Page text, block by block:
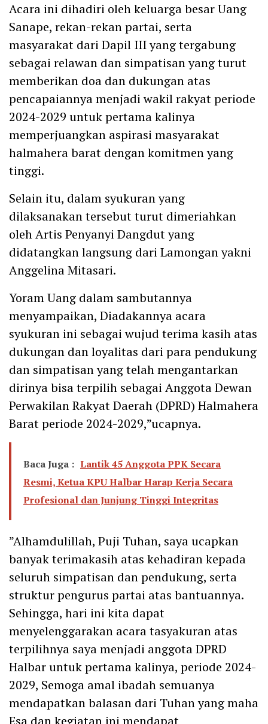
Acara ini dihadiri oleh keluarga besar Uang
Sanape, rekan-rekan partai, serta
masyarakat dari Dapil III yang tergabung
sebagai relawan dan simpatisan yang turut
memberikan doa dan dukungan atas
pencapaiannya menjadi wakil rakyat periode
2024-2029 untuk pertama kalinya
memperjuangkan aspirasi masyarakat
halmahera barat dengan komitmen yang
tinggi.
Selain itu, dalam syukuran yang
dilaksanakan tersebut turut dimeriahkan
oleh Artis Penyanyi Dangdut yang
didatangkan langsung dari Lamongan yakni
Anggelina Mitasari.
Yoram Uang dalam sambutannya
menyampaikan, Diadakannya acara
syukuran ini sebagai wujud terima kasih atas
dukungan dan loyalitas dari para pendukung
dan simpatisan yang telah mengantarkan
dirinya bisa terpilih sebagai Anggota Dewan
Perwakilan Rakyat Daerah (DPRD) Halmahera
Barat periode 2024-2029,”ucapnya.
Baca Juga : Lantik 45 Anggota PPK Secara
Resmi, Ketua KPU Halbar Harap Kerja Secara
Profesional dan Junjung Tinggi Integritas
”Alhamdulillah, Puji Tuhan, saya ucapkan
banyak terimakasih atas kehadiran kepada
seluruh simpatisan dan pendukung, serta
struktur pengurus partai atas bantuannya.
Sehingga, hari ini kita dapat
menyelenggarakan acara tasyakuran atas
terpilihnya saya menjadi anggota DPRD
Halbar untuk pertama kalinya, periode 2024-
2029, Semoga amal ibadah semuanya
mendapatkan balasan dari Tuhan yang maha
Esa dan kegiatan ini mendapat